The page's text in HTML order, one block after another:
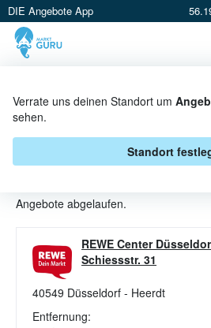
DIE Angebote App
Verrate uns deinen Standort um
sehen.
Standort
GESICHTSPFLEGE
AKTIONEN BEI
Angebote abgelaufen.
REWE Center
Schiessstr. 31
40549 Düsseldorf - Heerdt
Entfernung: